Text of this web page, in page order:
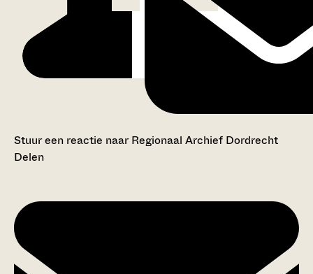
Stuur een reactie naar Regionaal Archief Dordrecht
Delen